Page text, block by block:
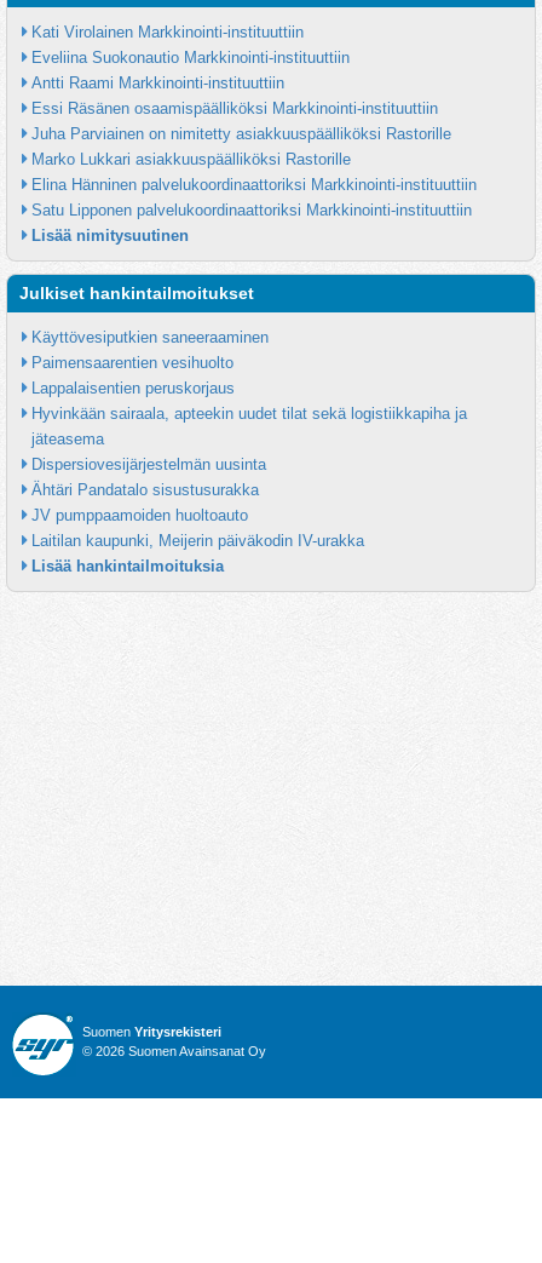
Kati Virolainen Markkinointi-instituuttiin
Eveliina Suokonautio Markkinointi-instituuttiin
Antti Raami Markkinointi-instituuttiin
Essi Räsänen osaamispäälliköksi Markkinointi-instituuttiin
Juha Parviainen on nimitetty asiakkuuspäälliköksi Rastorille
Marko Lukkari asiakkuuspäälliköksi Rastorille
Elina Hänninen palvelukoordinaattoriksi Markkinointi-instituuttiin
Satu Lipponen palvelukoordinaattoriksi Markkinointi-instituuttiin
Lisää nimitysuutinen
Julkiset hankintailmoitukset
Käyttövesiputkien saneeraaminen
Paimensaarentien vesihuolto
Lappalaisentien peruskorjaus
Hyvinkään sairaala, apteekin uudet tilat sekä logistiikkapiha ja
jäteasema
Dispersiovesijärjestelmän uusinta
Ähtäri Pandatalo sisustusurakka
JV pumppaamoiden huoltoauto
Laitilan kaupunki, Meijerin päiväkodin IV-urakka
Lisää hankintailmoituksia
Suomen Yritysrekisteri
© 2026 Suomen Avainsanat Oy